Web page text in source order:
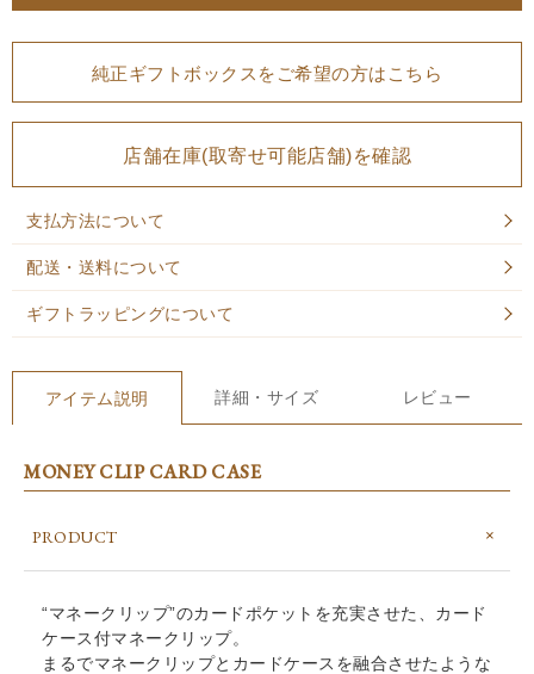
純正ギフトボックスをご希望の方はこちら
店舗在庫(取寄せ可能店舗)を確認
支払方法について
配送・送料について
ギフトラッピングについて
アイテム説明 詳細・サイズ レビュー
MONEY CLIP CARD CASE
PRODUCT
“マネークリップ”のカードポケットを充実させた、カード
ケース付マネークリップ。
まるでマネークリップとカードケースを融合させたような